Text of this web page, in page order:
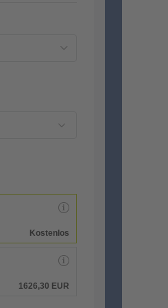
Kostenlos
1626,30 EUR